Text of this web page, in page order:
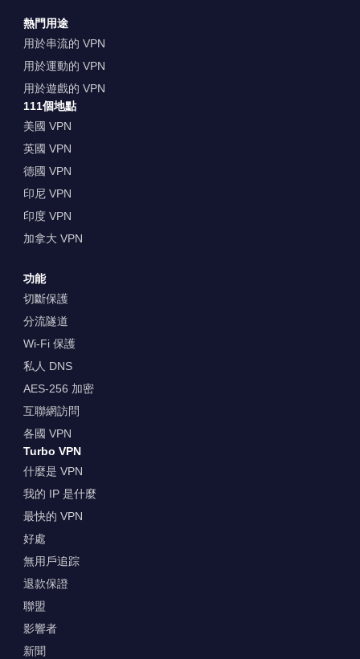
熱門用途
用於串流的 VPN
用於運動的 VPN
用於遊戲的 VPN
111個地點
美國 VPN
英國 VPN
德國 VPN
印尼 VPN
印度 VPN
加拿大 VPN
功能
切斷保護
分流隧道
Wi-Fi 保護
私人 DNS
AES-256 加密
互聯網訪問
各國 VPN
Turbo VPN
什麼是 VPN
我的 IP 是什麼
最快的 VPN
好處
無用戶追踪
退款保證
聯盟
影響者
新聞